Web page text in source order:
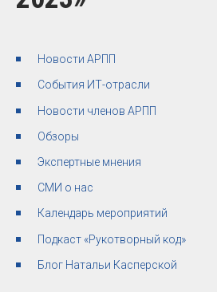
Новости АРПП
События ИТ-отрасли
Новости членов АРПП
Обзоры
Экспертные мнения
СМИ о нас
Календарь мероприятий
Подкаст «Рукотворный код»
Блог Натальи Касперской